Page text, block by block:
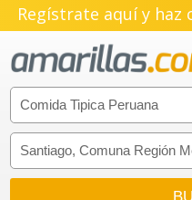
Regístrate aquí y haz